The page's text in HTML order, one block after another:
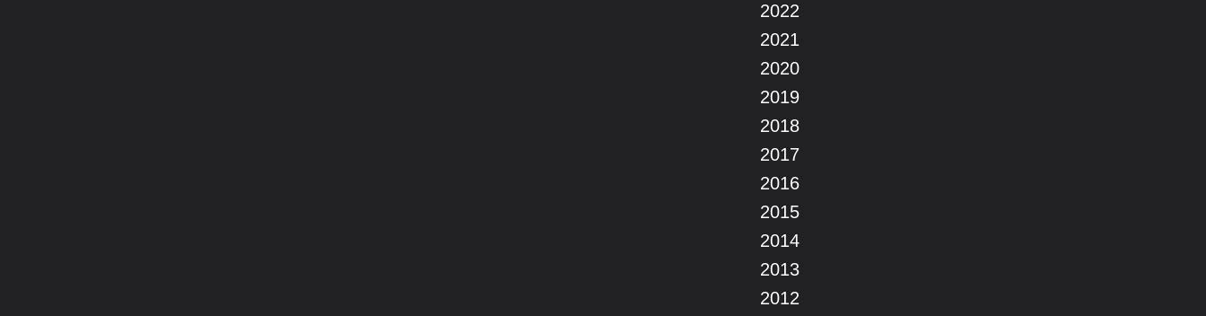
2022
2021
2020
2019
2018
2017
2016
2015
2014
2013
2012